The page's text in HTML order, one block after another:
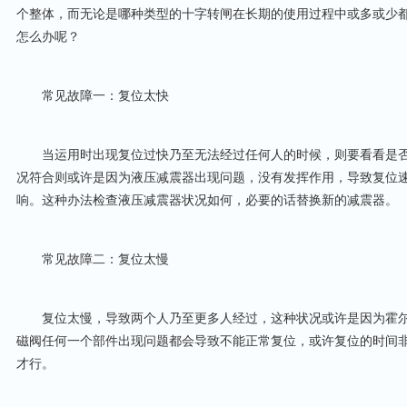
个整体，而无论是哪种类型的十字转闸在长期的使用过程中或多或少
怎么办呢？
常见故障一：复位太快
当运用时出现复位过快乃至无法经过任何人的时候，则要看看是
况符合则或许是因为液压减震器出现问题，没有发挥作用，导致复位
响。这种办法检查液压减震器状况如何，必要的话替换新的减震器。
常见故障二：复位太慢
复位太慢，导致两个人乃至更多人经过，这种状况或许是因为霍
磁阀任何一个部件出现问题都会导致不能正常复位，或许复位的时间
才行。